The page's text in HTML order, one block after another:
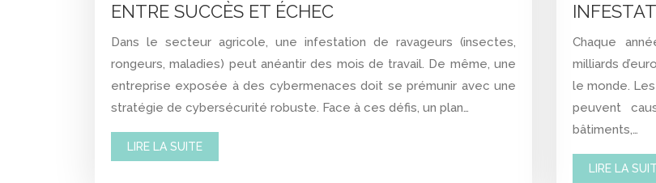
ENTRE SUCCÈS ET ÉCHEC
Dans le secteur agricole, une infestation de ravageurs (insectes,
rongeurs, maladies) peut anéantir des mois de travail. De même, une
entreprise exposée à des cybermenaces doit se prémunir avec une
stratégie de cybersécurité robuste. Face à ces défis, un plan…
LIRE LA SUITE
Chaque
milliards
le monde.
peuvent
bâtiments,…
LIRE LA